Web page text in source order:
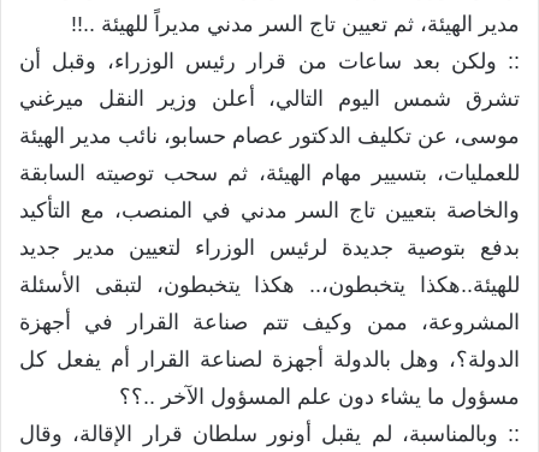
مدير الهيئة، ثم تعيين تاج السر مدني مديراً للهيئة ..!!
:: ولكن بعد ساعات من قرار رئيس الوزراء، وقبل أن
تشرق شمس اليوم التالي، أعلن وزير النقل ميرغني
موسى، عن تكليف الدكتور عصام حسابو، نائب مدير الهيئة
للعمليات، بتسيير مهام الهيئة، ثم سحب توصيته السابقة
والخاصة بتعيين تاج السر مدني في المنصب، مع التأكيد
بدفع بتوصية جديدة لرئيس الوزراء لتعيين مدير جديد
للهيئة..هكذا يتخبطون،.. هكذا يتخبطون، لتبقى الأسئلة
المشروعة، ممن وكيف تتم صناعة القرار في أجهزة
الدولة؟، وهل بالدولة أجهزة لصناعة القرار أم يفعل كل
مسؤول ما يشاء دون علم المسؤول الآخر ..؟؟
:: وبالمناسبة، لم يقبل أونور سلطان قرار الإقالة، وقال